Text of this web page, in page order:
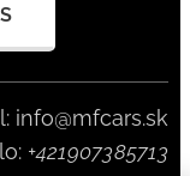
info@mfcars.sk
+421907385713